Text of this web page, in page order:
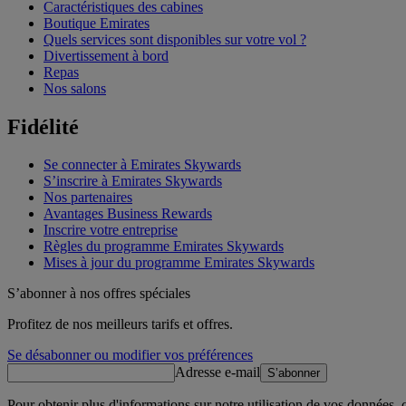
Caractéristiques des cabines
Boutique Emirates
Quels services sont disponibles sur votre vol ?
Divertissement à bord
Repas
Nos salons
Fidélité
Se connecter à Emirates Skywards
S’inscrire à Emirates Skywards
Nos partenaires
Avantages Business Rewards
Inscrire votre entreprise
Règles du programme Emirates Skywards
Mises à jour du programme Emirates Skywards
S’abonner à nos offres spéciales
Profitez de nos meilleurs tarifs et offres.
Se désabonner ou modifier vos préférences
Adresse e-mail S’abonner